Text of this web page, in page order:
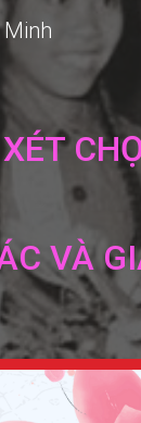
Skip to
Minh
VÀ